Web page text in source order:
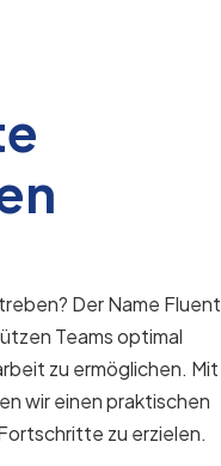
Der Name Fluent
Teams optimal
zu ermöglichen. Mit
wir einen praktischen
zu erzielen.